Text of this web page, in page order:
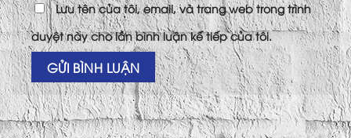
Lưu tên của tôi, email, và trang web trong trình
duyệt này cho lần bình luận kế tiếp của tôi.